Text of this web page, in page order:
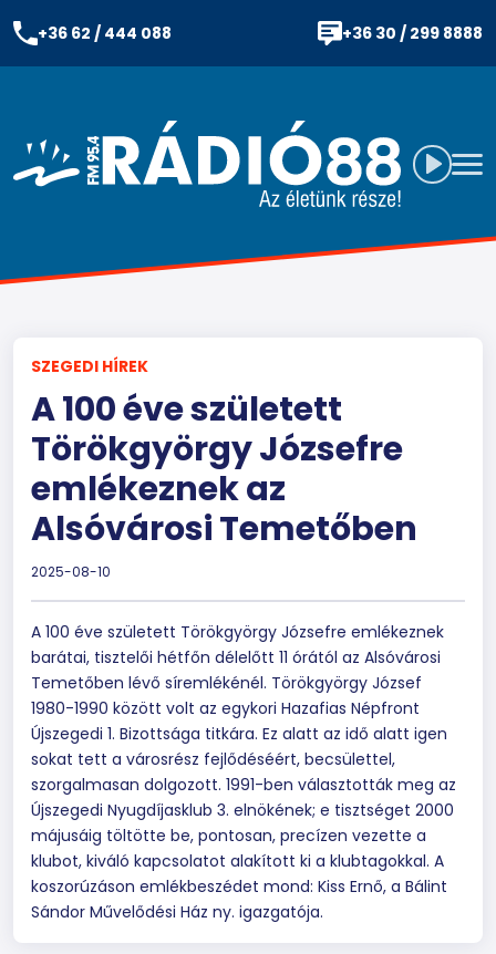
+36 62 / 444 088 +36 30 / 299 8888
SZEGEDI HÍREK
A 100 éve született
Törökgyörgy Józsefre
emlékeznek az
Alsóvárosi Temetőben
2025-08-10
A 100 éve született Törökgyörgy Józsefre emlékeznek
barátai, tisztelői hétfőn délelőtt 11 órától az Alsóvárosi
Temetőben lévő síremlékénél. Törökgyörgy József
1980-1990 között volt az egykori Hazafias Népfront
Újszegedi 1. Bizottsága titkára. Ez alatt az idő alatt igen
sokat tett a városrész fejlődéséért, becsülettel,
szorgalmasan dolgozott. 1991-ben választották meg az
Újszegedi Nyugdíjasklub 3. elnökének; e tisztséget 2000
májusáig töltötte be, pontosan, precízen vezette a
klubot, kiváló kapcsolatot alakított ki a klubtagokkal. A
koszorúzáson emlékbeszédet mond: Kiss Ernő, a Bálint
Sándor Művelődési Ház ny. igazgatója.